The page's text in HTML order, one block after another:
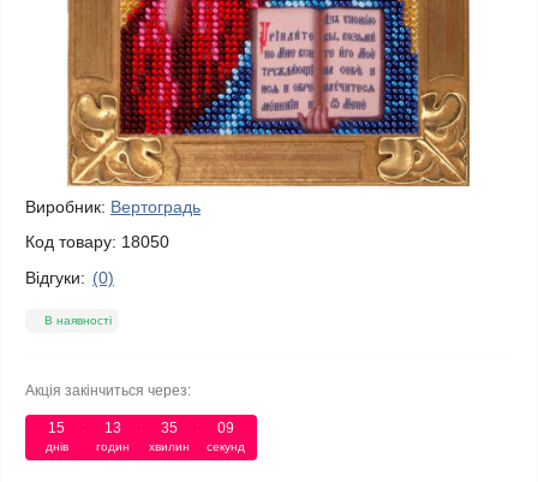
Виробник: Вертоградь
Код товару: 18050
Відгуки: (0)
В наявності
Акція закінчиться через:
15
днів
: 13
годин
: 35
хвилин
: 09
секунд